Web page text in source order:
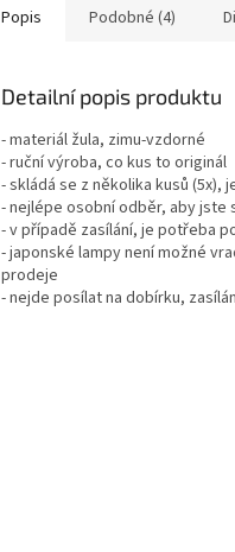
Popis Podobné (4)
Detailní popis produktu
- materiál žula, zimu-vzdorné
- ruční výroba, co kus to originál
- skládá se z několika kusů
- nejlépe osobní odběr, aby jste
- v případě zasílání, je potřeba
- japonské lampy není možné
prodeje
- nejde posílat na dobírku,